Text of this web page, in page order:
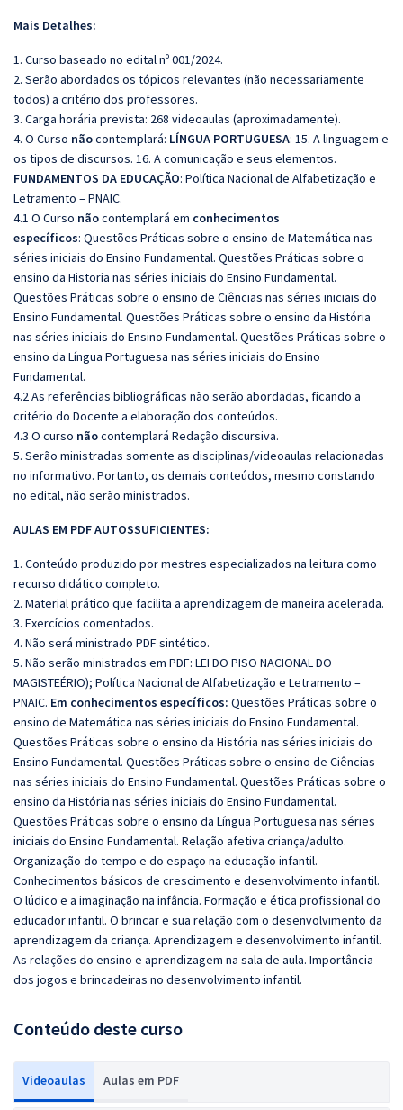
Mais Detalhes:
1. Curso baseado no edital nº 001/2024.
2. Serão abordados os tópicos relevantes (não necessariamente
todos) a critério dos professores.
3. Carga horária prevista: 268 videoaulas (aproximadamente).
4. O Curso nãocontemplará: LÍNGUA PORTUGUESA: 15. A linguagem e
os tipos de discursos. 16. A comunicação e seus elementos.
FUNDAMENTOS DA EDUCAÇÃO: Polı́tica Nacional de Alfabetização e
Letramento – PNAIC.
4.1 O Curso nãocontemplará em conhecimentos
específicos: Questões Práticas sobre o ensino de Matemática nas
séries iniciais do Ensino Fundamental. Questões Práticas sobre o
ensino da Historia nas séries iniciais do Ensino Fundamental.
Questões Práticas sobre o ensino de Ciências nas séries iniciais do
Ensino Fundamental. Questões Práticas sobre o ensino da História
nas séries iniciais do Ensino Fundamental. Questões Práticas sobre o
ensino da Língua Portuguesa nas séries iniciais do Ensino
Fundamental.
4.2 As referências bibliográficas não serão abordadas, ficando a
critério do Docente a elaboração dos conteúdos.
4.3 O curso nãocontemplará Redação discursiva.
5. Serão ministradas somente as disciplinas/videoaulas relacionadas
no informativo. Portanto, os demais conteúdos, mesmo constando
no edital, não serão ministrados.
AULAS EM PDF AUTOSSUFICIENTES:
1. Conteúdo produzido por mestres especializados na leitura como
recurso didático completo.
2. Material prático que facilita a aprendizagem de maneira acelerada.
3. Exercícios comentados.
4. Não será ministrado PDF sintético.
5. Não serão ministrados em PDF: LEI DO PISO NACIONAL DO
MAGISTEÉRIO); Polı́tica Nacional de Alfabetização e Letramento –
PNAIC. Em conhecimentos específicos: Questões Práticas sobre o
ensino de Matemática nas séries iniciais do Ensino Fundamental.
Questões Práticas sobre o ensino da História nas séries iniciais do
Ensino Fundamental. Questões Práticas sobre o ensino de Ciências
nas séries iniciais do Ensino Fundamental. Questões Práticas sobre o
ensino da História nas séries iniciais do Ensino Fundamental.
Questões Práticas sobre o ensino da Lı́ngua Portuguesa nas séries
iniciais do Ensino Fundamental. Relação afetiva criança/adulto.
Organização do tempo e do espaço na educação infantil.
Conhecimentos básicos de crescimento e desenvolvimento infantil.
O lúdico e a imaginação na infância. Formação e ética profissional do
educador infantil. O brincar e sua relação com o desenvolvimento da
aprendizagem da criança. Aprendizagem e desenvolvimento infantil.
As relações do ensino e aprendizagem na sala de aula. Importância
dos jogos e brincadeiras no desenvolvimento infantil.
Conteúdo deste curso
Videoaulas Aulas em PDF